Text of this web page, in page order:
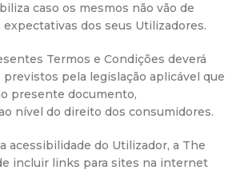
caso os mesmos não vão de
dos seus Utilizadores.
Termos e Condições deverá
pela legislação aplicável que
presente documento,
nível do direito dos consumidores.
acessibilidade do Utilizador, a The
incluir links para sites na internet